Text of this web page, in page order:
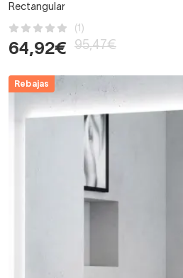
Rectangular
(1)
64,92€ 95,47€
Rebajas